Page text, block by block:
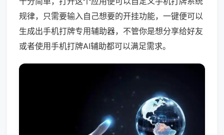
规律，只需要输入自己想要的开挂功能，一键便可以
生成出手机打牌专用辅助器，不管你是想分享给好友
或者使用手机打牌AI辅助都可以满足需求。